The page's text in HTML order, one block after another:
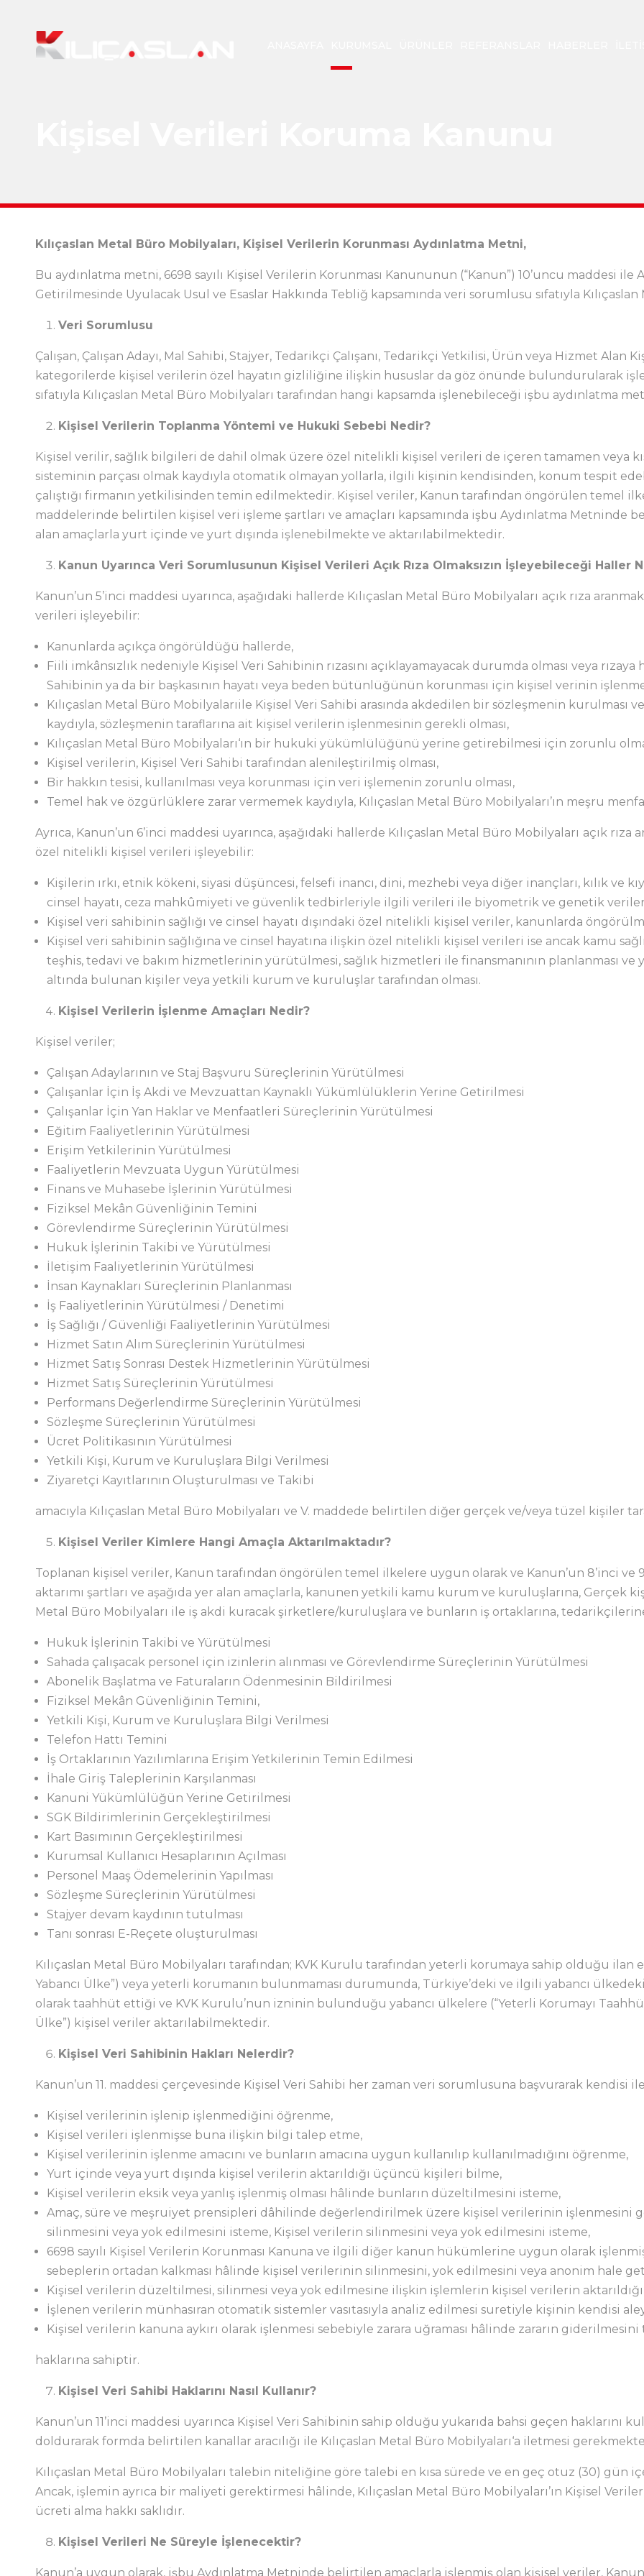
Kılıçaslan Metal Büro Mobilyaları, Kişisel Verilerin Korunması Aydınlatma Metni,
Bu aydınlatma metni, 6698 sayılı Kişisel Verilerin Korunması Kanununun (“Kanun”) 10’uncu maddesi
Getirilmesinde Uyulacak Usul ve Esaslar Hakkında Tebliğ kapsamında veri sorumlusu sıfatıyla
Veri Sorumlusu
Çalışan, Çalışan Adayı, Mal Sahibi, Stajyer, Tedarikçi Çalışanı, Tedarikçi Yetkilisi, Ürün veya Hizmet
kategorilerde kişisel verilerin özel hayatın gizliliğine ilişkin hususlar da göz önünde bulundurularak
sıfatıyla Kılıçaslan Metal Büro Mobilyaları tarafından hangi kapsamda işlenebileceği işbu aydınlatma
Kişisel Verilerin Toplanma Yöntemi ve Hukuki Sebebi Nedir?
Kişisel verilir, sağlık bilgileri de dahil olmak üzere özel nitelikli kişisel verileri de içeren tamamen veya
sisteminin parçası olmak kaydıyla otomatik olmayan yollarla, ilgili kişinin kendisinden, konum tespit
çalıştığı firmanın yetkilisinden temin edilmektedir. Kişisel veriler, Kanun tarafından öngörülen temel
maddelerinde belirtilen kişisel veri işleme şartları ve amaçları kapsamında işbu Aydınlatma Metninde
alan amaçlarla yurt içinde ve yurt dışında işlenebilmekte ve aktarılabilmektedir.
Kanun Uyarınca Veri Sorumlusunun Kişisel Verileri Açık Rıza Olmaksızın İşleyebileceği Haller
Kanun’un 5’inci maddesi uyarınca, aşağıdaki hallerde Kılıçaslan Metal Büro Mobilyaları açık rıza
verileri işleyebilir:
Kanunlarda açıkça öngörüldüğü hallerde,
Fiili imkânsızlık nedeniyle Kişisel Veri Sahibinin rızasını açıklayamayacak durumda olması veya
Sahibinin ya da bir başkasının hayatı veya beden bütünlüğünün korunması için kişisel verinin
Kılıçaslan Metal Büro Mobilyalarıile Kişisel Veri Sahibi arasında akdedilen bir sözleşmenin kurulması
kaydıyla, sözleşmenin taraflarına ait kişisel verilerin işlenmesinin gerekli olması,
Kılıçaslan Metal Büro Mobilyaları‘ın bir hukuki yükümlülüğünü yerine getirebilmesi için zorunlu
Kişisel verilerin, Kişisel Veri Sahibi tarafından alenileştirilmiş olması,
Bir hakkın tesisi, kullanılması veya korunması için veri işlemenin zorunlu olması,
Temel hak ve özgürlüklere zarar vermemek kaydıyla, Kılıçaslan Metal Büro Mobilyaları’ın meşru
Ayrıca, Kanun’un 6’inci maddesi uyarınca, aşağıdaki hallerde Kılıçaslan Metal Büro Mobilyaları açık rıza
özel nitelikli kişisel verileri işleyebilir:
Kişilerin ırkı, etnik kökeni, siyasi düşüncesi, felsefi inancı, dini, mezhebi veya diğer inançları, kılık ve
cinsel hayatı, ceza mahkûmiyeti ve güvenlik tedbirleriyle ilgili verileri ile biyometrik ve genetik
Kişisel veri sahibinin sağlığı ve cinsel hayatı dışındaki özel nitelikli kişisel veriler, kanunlarda
Kişisel veri sahibinin sağlığına ve cinsel hayatına ilişkin özel nitelikli kişisel verileri ise ancak kamu
teşhis, tedavi ve bakım hizmetlerinin yürütülmesi, sağlık hizmetleri ile finansmanının planlanması ve
altında bulunan kişiler veya yetkili kurum ve kuruluşlar tarafından olması.
Kişisel Verilerin İşlenme Amaçları Nedir?
Kişisel veriler;
Çalışan Adaylarının ve Staj Başvuru Süreçlerinin Yürütülmesi
Çalışanlar İçin İş Akdi ve Mevzuattan Kaynaklı Yükümlülüklerin Yerine Getirilmesi
Çalışanlar İçin Yan Haklar ve Menfaatleri Süreçlerinin Yürütülmesi
Eğitim Faaliyetlerinin Yürütülmesi
Erişim Yetkilerinin Yürütülmesi
Faaliyetlerin Mevzuata Uygun Yürütülmesi
Finans ve Muhasebe İşlerinin Yürütülmesi
Fiziksel Mekân Güvenliğinin Temini
Görevlendirme Süreçlerinin Yürütülmesi
Hukuk İşlerinin Takibi ve Yürütülmesi
İletişim Faaliyetlerinin Yürütülmesi
İnsan Kaynakları Süreçlerinin Planlanması
İş Faaliyetlerinin Yürütülmesi / Denetimi
İş Sağlığı / Güvenliği Faaliyetlerinin Yürütülmesi
Hizmet Satın Alım Süreçlerinin Yürütülmesi
Hizmet Satış Sonrası Destek Hizmetlerinin Yürütülmesi
Hizmet Satış Süreçlerinin Yürütülmesi
Performans Değerlendirme Süreçlerinin Yürütülmesi
Sözleşme Süreçlerinin Yürütülmesi
Ücret Politikasının Yürütülmesi
Yetkili Kişi, Kurum ve Kuruluşlara Bilgi Verilmesi
Ziyaretçi Kayıtlarının Oluşturulması ve Takibi
amacıyla Kılıçaslan Metal Büro Mobilyaları ve V. maddede belirtilen diğer gerçek ve/veya tüzel kişiler
Kişisel Veriler Kimlere Hangi Amaçla Aktarılmaktadır?
Toplanan kişisel veriler, Kanun tarafından öngörülen temel ilkelere uygun olarak ve Kanun’un 8’inci
aktarımı şartları ve aşağıda yer alan amaçlarla, kanunen yetkili kamu kurum ve kuruluşlarına, Gerçek
Metal Büro Mobilyaları ile iş akdi kuracak şirketlere/kuruluşlara ve bunların iş ortaklarına,
Hukuk İşlerinin Takibi ve Yürütülmesi
Sahada çalışacak personel için izinlerin alınması ve Görevlendirme Süreçlerinin Yürütülmesi
Abonelik Başlatma ve Faturaların Ödenmesinin Bildirilmesi
Fiziksel Mekân Güvenliğinin Temini,
Yetkili Kişi, Kurum ve Kuruluşlara Bilgi Verilmesi
Telefon Hattı Temini
İş Ortaklarının Yazılımlarına Erişim Yetkilerinin Temin Edilmesi
İhale Giriş Taleplerinin Karşılanması
Kanuni Yükümlülüğün Yerine Getirilmesi
SGK Bildirimlerinin Gerçekleştirilmesi
Kart Basımının Gerçekleştirilmesi
Kurumsal Kullanıcı Hesaplarının Açılması
Personel Maaş Ödemelerinin Yapılması
Sözleşme Süreçlerinin Yürütülmesi
Stajyer devam kaydının tutulması
Tanı sonrası E-Reçete oluşturulması
Kılıçaslan Metal Büro Mobilyaları tarafından; KVK Kurulu tarafından yeterli korumaya sahip olduğu ilan
Yabancı Ülke”) veya yeterli korumanın bulunmaması durumunda, Türkiye’deki ve ilgili yabancı
olarak taahhüt ettiği ve KVK Kurulu’nun izninin bulunduğu yabancı ülkelere (“Yeterli Korumayı
Ülke”) kişisel veriler aktarılabilmektedir.
Kişisel Veri Sahibinin Hakları Nelerdir?
Kanun’un 11. maddesi çerçevesinde Kişisel Veri Sahibi her zaman veri sorumlusuna başvurarak kendisi
Kişisel verilerinin işlenip işlenmediğini öğrenme,
Kişisel verileri işlenmişse buna ilişkin bilgi talep etme,
Kişisel verilerinin işlenme amacını ve bunların amacına uygun kullanılıp kullanılmadığını öğrenme,
Yurt içinde veya yurt dışında kişisel verilerin aktarıldığı üçüncü kişileri bilme,
Kişisel verilerin eksik veya yanlış işlenmiş olması hâlinde bunların düzeltilmesini isteme,
Amaç, süre ve meşruiyet prensipleri dâhilinde değerlendirilmek üzere kişisel verilerinin işlenmesini
silinmesini veya yok edilmesini isteme, Kişisel verilerin silinmesini veya yok edilmesini isteme,
6698 sayılı Kişisel Verilerin Korunması Kanuna ve ilgili diğer kanun hükümlerine uygun olarak
sebeplerin ortadan kalkması hâlinde kişisel verilerinin silinmesini, yok edilmesini veya anonim hale
Kişisel verilerin düzeltilmesi, silinmesi veya yok edilmesine ilişkin işlemlerin kişisel verilerin
İşlenen verilerin münhasıran otomatik sistemler vasıtasıyla analiz edilmesi suretiyle kişinin kendisi
Kişisel verilerin kanuna aykırı olarak işlenmesi sebebiyle zarara uğraması hâlinde zararın
haklarına sahiptir.
Kişisel Veri Sahibi Haklarını Nasıl Kullanır?
Kanun’un 11’inci maddesi uyarınca Kişisel Veri Sahibinin sahip olduğu yukarıda bahsi geçen haklarını
doldurarak formda belirtilen kanallar aracılığı ile Kılıçaslan Metal Büro Mobilyaları‘a iletmesi
Kılıçaslan Metal Büro Mobilyaları talebin niteliğine göre talebi en kısa sürede ve en geç otuz (30) gün
Ancak, işlemin ayrıca bir maliyeti gerektirmesi hâlinde, Kılıçaslan Metal Büro Mobilyaları’ın Kişisel
ücreti alma hakkı saklıdır.
Kişisel Verileri Ne Süreyle İşlenecektir?
Kanun’a uygun olarak, işbu Aydınlatma Metninde belirtilen amaçlarla işlenmiş olan kişisel veriler,